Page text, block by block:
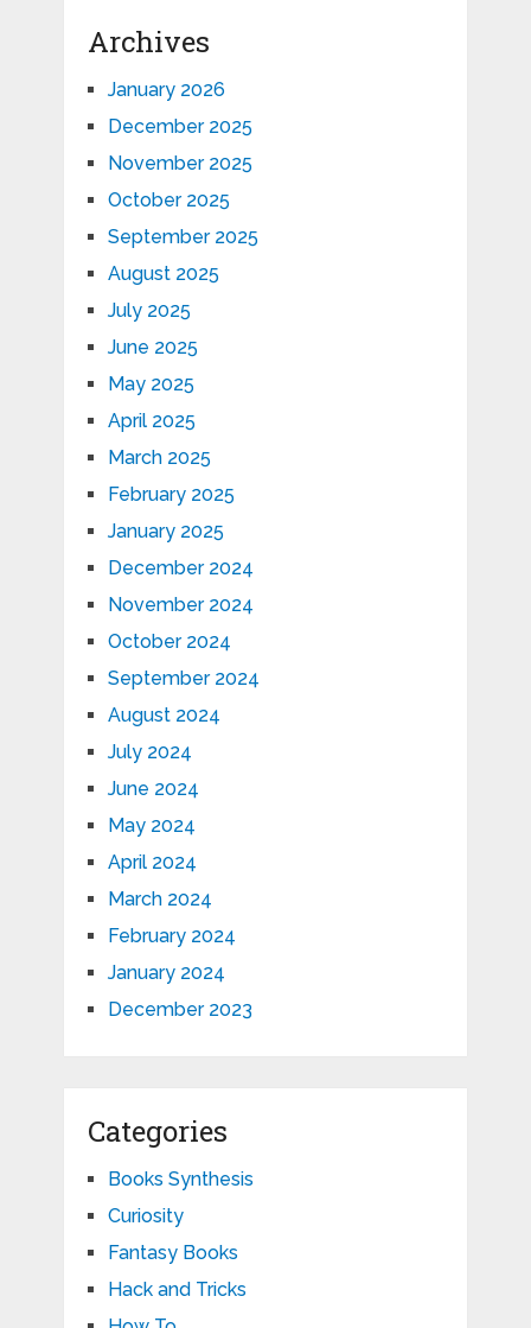
Archives
January 2026
December 2025
November 2025
October 2025
September 2025
August 2025
July 2025
June 2025
May 2025
April 2025
March 2025
February 2025
January 2025
December 2024
November 2024
October 2024
September 2024
August 2024
July 2024
June 2024
May 2024
April 2024
March 2024
February 2024
January 2024
December 2023
Categories
Books Synthesis
Curiosity
Fantasy Books
Hack and Tricks